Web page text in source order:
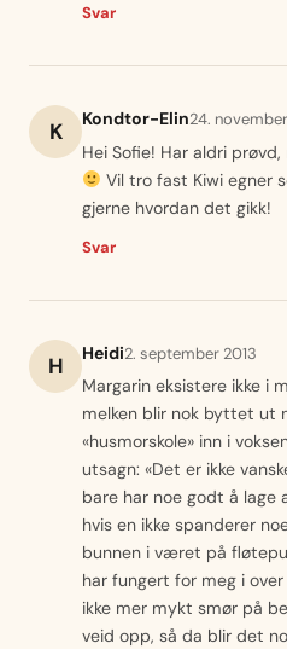
Svar
K Kondtor-Elin24.
Hei Sofie! Har aldri
Vil tro fast Kiwi egner
gjerne hvordan det gikk!
Svar
H Heidi2. september 2013
Margarin eksistere ikke i
melken blir nok byttet ut
«husmorskole» inn i
utsagn: «Det er ikke
bare har noe godt å lage
hvis en ikke spanderer
bunnen i været på
har fungert for meg i
ikke mer mykt smør på
veid opp, så da blir det